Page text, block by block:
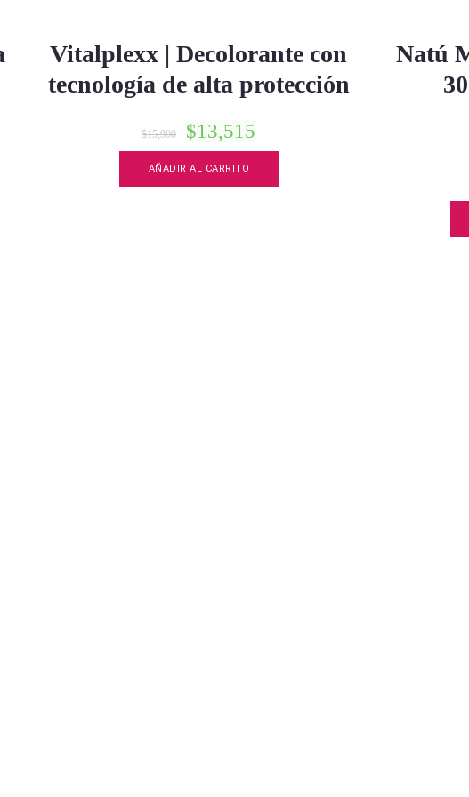
Vitalplexx | Decolorante con
tecnología de alta protección
$15,900 $13,515
AÑADIR AL CARRITO
Natú